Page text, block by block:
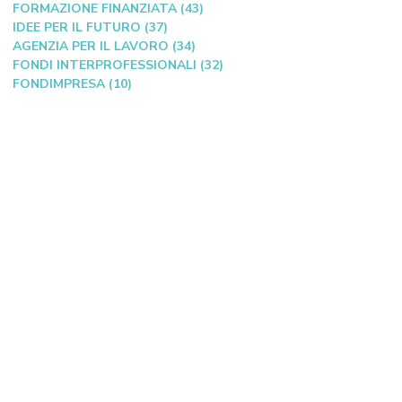
FORMAZIONE FINANZIATA (43)
IDEE PER IL FUTURO (37)
AGENZIA PER IL LAVORO (34)
FONDI INTERPROFESSIONALI (32)
FONDIMPRESA (10)